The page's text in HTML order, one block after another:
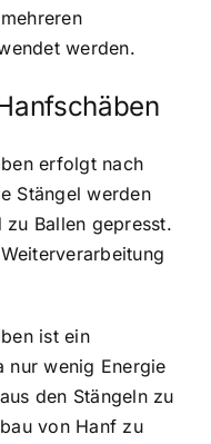
werden.
erfolgt nach
Stängel werden
Ballen gepresst.
ist ein
nur wenig Energie
den Stängeln zu
von Hanf zu